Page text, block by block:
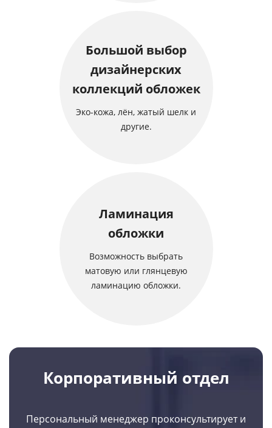
Большой выбор
дизайнерских
коллекций обложек
Эко-кожа, лён, жатый шелк и
другие.
Ламинация
обложки
Возможность выбрать
матовую или глянцевую
ламинацию обложки.
Корпоративный отдел
Персональный менеджер проконсультирует и